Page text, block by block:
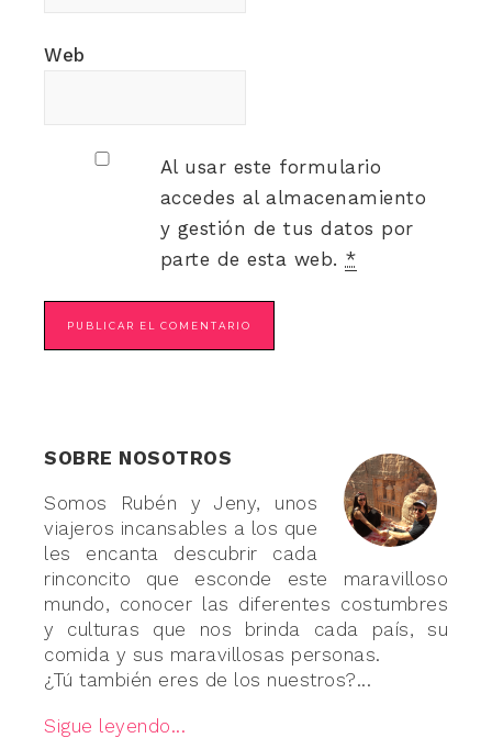
Web
Al usar este formulario
accedes al almacenamiento
y gestión de tus datos por
parte de esta web. *
SOBRE NOSOTROS
Somos Rubén y Jeny, unos
viajeros incansables a los que
les encanta descubrir cada
rinconcito que esconde este maravilloso
mundo, conocer las diferentes costumbres
y culturas que nos brinda cada país, su
comida y sus maravillosas personas.
¿Tú también eres de los nuestros?...
Sigue leyendo...